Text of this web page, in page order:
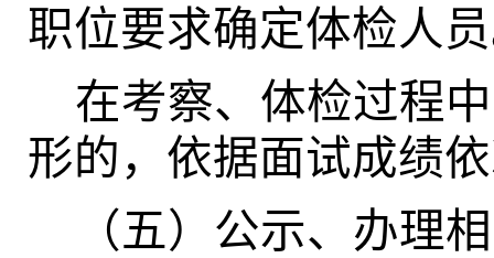
职位要求确定体检人
在考察、体检过程
形的，依据面试成绩
（五）公示、办理